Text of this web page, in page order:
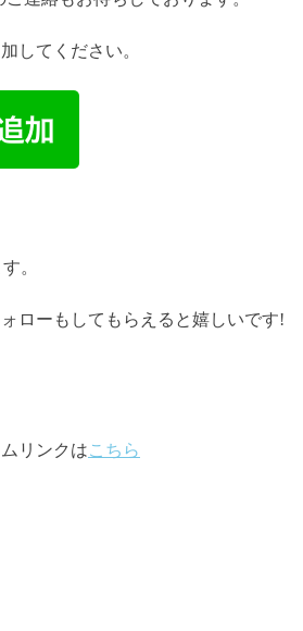
してください。
。
ローもしてもらえると嬉しいです!
リンクはこちら